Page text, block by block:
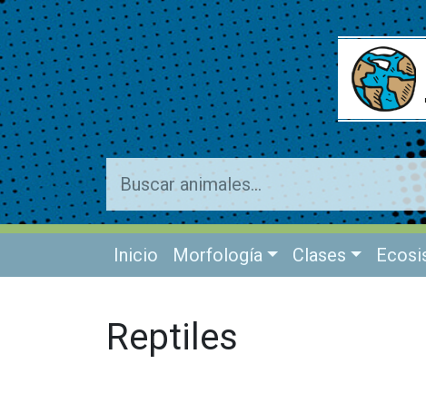
Inicio Morfología Clases
Reptiles